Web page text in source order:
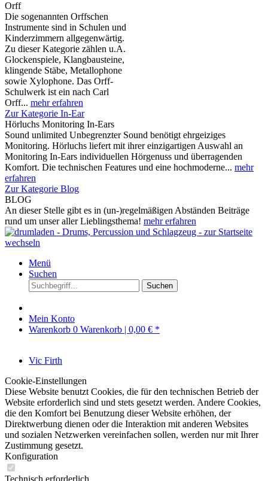
Orff
Die sogenannten Orffschen
Instrumente sind in Schulen und
Kinderzimmern allgegenwärtig.
Zu dieser Kategorie zählen u.A.
Glockenspiele, Klangbausteine,
klingende Stäbe, Metallophone
sowie Xylophone. Das Orff-
Schulwerk ist ein nach Carl
Orff... mehr erfahren
Zur Kategorie In-Ear
Hörluchs Monitoring In-Ears
Sound unlimited Unbegrenzter Sound benötigt ehrgeiziges
Monitoring. Hörluchs liefert mit ihrer einzigartigen Auswahl an
Monitoring In-Ears individuellen Hörgenuss und überragenden
Komfort. Die technischen Features und eine hochmoderne... mehr
erfahren
Zur Kategorie Blog
BLOG
An dieser Stelle gibt es in (un-)regelmäßigen Abständen Beiträge
rund um unser aller Lieblingsthema! mehr erfahren
Menü
Suchen
Suchen
Mein Konto
Warenkorb 0 Warenkorb | 0,00 € *
Vic Firth
Cookie-Einstellungen
Diese Website benutzt Cookies, die für den technischen Betrieb der
Website erforderlich sind und stets gesetzt werden. Andere Cookies,
die den Komfort bei Benutzung dieser Website erhöhen, der
Direktwerbung dienen oder die Interaktion mit anderen Websites
und sozialen Netzwerken vereinfachen sollen, werden nur mit Ihrer
Zustimmung gesetzt.
Konfiguration
Technisch erforderlich